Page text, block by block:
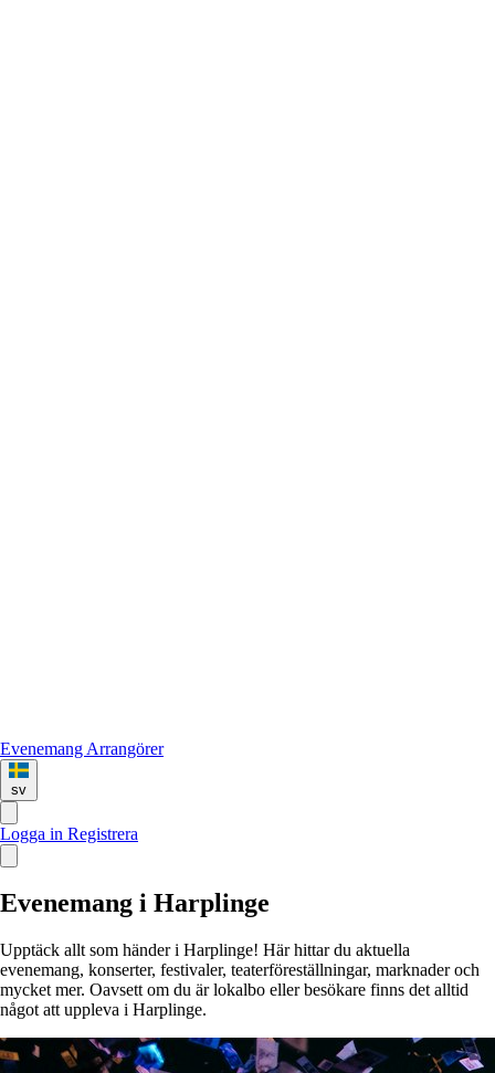
Evenemang Arrangörer
sv
Logga in Registrera
Evenemang i Harplinge
Upptäck allt som händer i Harplinge! Här hittar du aktuella
evenemang, konserter, festivaler, teaterföreställningar, marknader och
mycket mer. Oavsett om du är lokalbo eller besökare finns det alltid
något att uppleva i Harplinge.